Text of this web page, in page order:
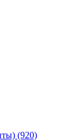
(920)